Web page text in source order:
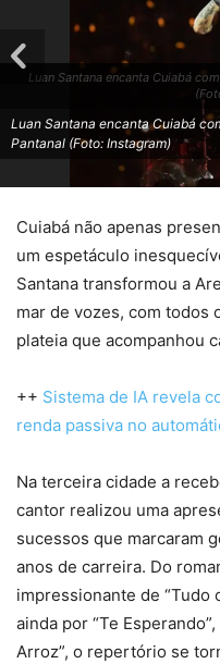
Luan Santana encanta Cuiabá
Luan Santana encanta Cuiabá
Pantanal (Foto: Instagram)
Cuiabá não apenas
um espetáculo
Santana transformou a
mar de vozes, com todos
plateia que acompanhou
++ Sistema de IA revela
renda passiva no
Na terceira cidade a
cantor realizou uma
sucessos que marcaram
anos de carreira. Do
impressionante de “Tudo
ainda por “Te
Arroz”, o repertório se